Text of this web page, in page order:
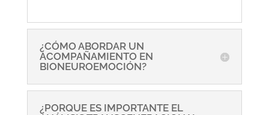
¿CÓMO ABORDAR UN
ACOMPAÑAMIENTO EN
BIONEUROEMOCIÓN?
¿PORQUE ES IMPORTANTE EL